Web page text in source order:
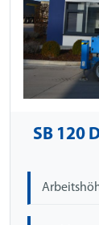
SB 120